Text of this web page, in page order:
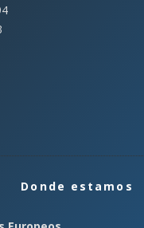
Donde estamos